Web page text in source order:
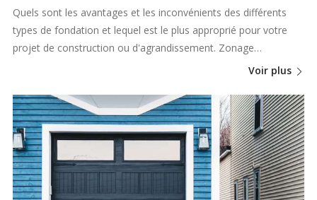
Quels sont les avantages et les inconvénients des différents
types de fondation et lequel est le plus approprié pour votre
projet de construction ou d'agrandissement. Zonage…
Voir plus